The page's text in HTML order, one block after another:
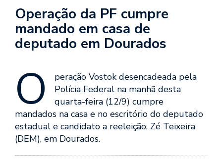
Operação da PF cumpre
mandado em casa de
deputado em Dourados
O
peração Vostok desencadeada pela
Polícia Federal na manhã desta
quarta-feira (12/9) cumpre
mandados na casa e no escritório do deputado
estadual e candidato a reeleição, Zé Teixeira
(DEM), em Dourados.